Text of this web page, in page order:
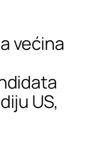
većina
US,